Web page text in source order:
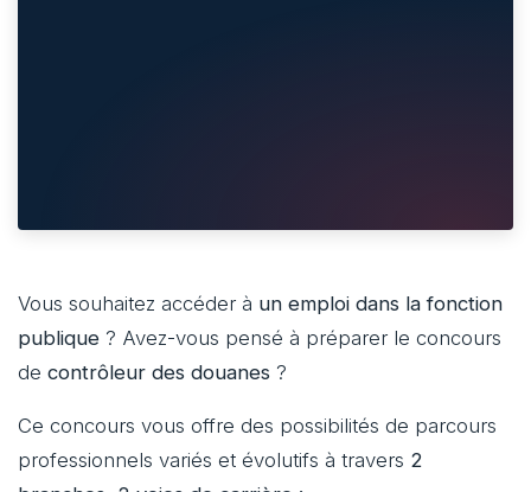
Vous souhaitez accéder à un emploi dans la fonction
publique ? Avez-vous pensé à préparer le concours
de contrôleur des douanes ?
Ce concours vous offre des possibilités de parcours
professionnels variés et évolutifs à travers 2